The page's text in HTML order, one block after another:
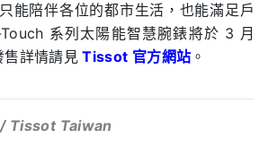
能陪伴各位的都市生活，也能滿足戶
系列太陽能智慧腕錶將於 3 月
詳情請見Tissot 官方網站 。
TissotTaiwan